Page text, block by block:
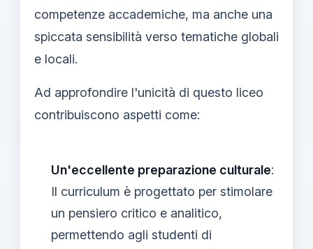
competenze accademiche, ma anche una
spiccata sensibilità verso tematiche globali
e locali.
Ad approfondire l'unicità di questo liceo
contribuiscono aspetti come:
Un'eccellente preparazione culturale:
Il curriculum è progettato per stimolare
un pensiero critico e analitico,
permettendo agli studenti di